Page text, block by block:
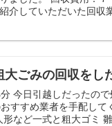
介していただいた回収
大ごみの回収をし
今日引越しだったの
おすすめ業者を手配し
形など一式と粗大ゴミ